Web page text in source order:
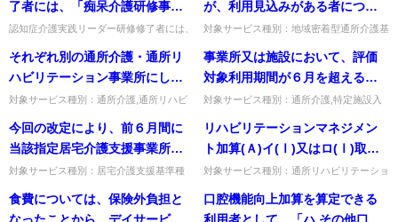
了者には、「痴呆介護研修事業
の実施について」等において規
定する専門課程を修了した者も
含むのか。
認知症介護実践リーダー研修修了者には、
成12年老発第623号）及び「痴呆介護研修
事業の円滑な運営につい...
が、利用見込みがある者につい
て、利用契約前に居宅訪問を行
い利用者の在宅生活の状況確認
を行い、利用契約に至った場
合、個別機能訓練加算の算定要
件を満たすことになるか。
対象サービス種別：地域密着型通所介護基
いて」質問 利用契約を結んではいない
が、利用見込みがある者につい...
それぞれ別の通所介護・通所リ
ハビリテーション事業所にして
いる場合、それぞれの事業所で
同時に栄養改善加算又は口腔機
能向上加算を算定することはで
対象サービス種別：通所介護,通所リハビ
別:介護報酬「栄養改善加算・口腔機能向
上加算について」質問それぞ...
事業所又は施設において、評価
対象利用期間が６月を超えると
は、どのような意味か。
対象サービス種別：通所介護,特定施設入
型通所介護,認知症対応型通所介護,地域密
着型特定施設入居者生活...
今回の改定により、前６月間に
当該指定居宅介護支援事業所に
おいて作成された居宅サービス
計画の総数のうちに訪問介護、
対象サービス種別：居宅介護支援基準種
質問今回の改定により、前６月間に当該指
定居宅介護支援事業所におい...
リハビリテーションマネジメン
ト加算(Ａ)イ(Ⅰ)又はロ(Ⅰ)取得
中で、取得開始から６月間を超
えていない場合であっても、リ
ハビリテーションマネジメント
対象サービス種別：通所リハビリテーショ
ンマネジメント加算」質問リハビリテーシ
ョンマネジメント加算(Ａ)...
食費については、保険外負担と
口腔機能向上加算を算定できる